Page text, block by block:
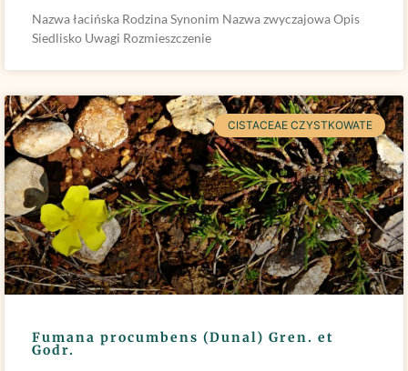
Nazwa łacińska Rodzina Synonim Nazwa zwyczajowa Opis
Siedlisko Uwagi Rozmieszczenie
CISTACEAE CZYSTKOWATE
Fumana procumbens (Dunal) Gren. et
Godr.